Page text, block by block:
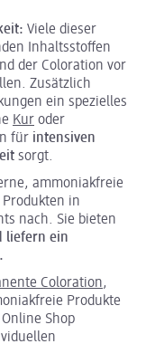
Viele dieser
Inhaltsstoffen
der Coloration vor
Zusätzlich
ein spezielles
Kur oder
für intensiven
sorgt.
ammoniakfreie
in
nach. Sie bieten
liefern ein
Coloration,
Produkte
Shop